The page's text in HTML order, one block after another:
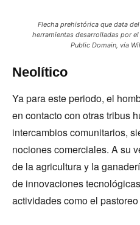
Flecha prehistórica que data
herramientas desarrolladas por
Public Domain, vía
Neolítico
Ya para este periodo, el
en contacto con otras tribus
intercambios comunitarios,
nociones comerciales. A su
de la agricultura y la
de innovaciones
actividades como el